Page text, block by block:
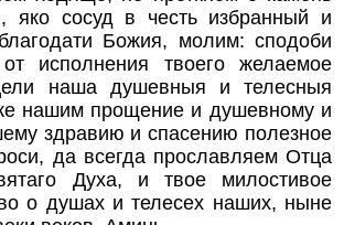
яко сосуд в честь избранный и
Божия, молим: сподоби
исполнения твоего желаемое
наша душевныя и телесныя
нашим прощение и душевному и
здравию и спасению полезное
да всегда прославляем Отца
Духа, и твое милостивое
о душах и телесех наших, ныне